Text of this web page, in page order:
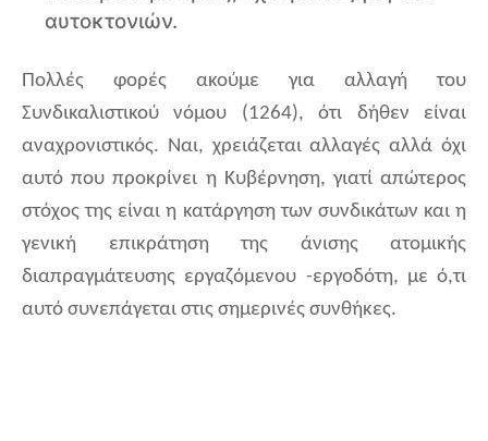
αυτοκτονιών.
Πολλές φορές ακούμε για αλλαγή του
Συνδικαλιστικού νόμου (1264), ότι δήθεν είναι
αναχρονιστικός. Ναι, χρειάζεται αλλαγές αλλά όχι
αυτό που προκρίνει η Κυβέρνηση, γιατί απώτερος
στόχος της είναι η κατάργηση των συνδικάτων και η
γενική επικράτηση της άνισης ατομικής
διαπραγμάτευσης εργαζόμενου -εργοδότη, με ό,τι
αυτό συνεπάγεται στις σημερινές συνθήκες.